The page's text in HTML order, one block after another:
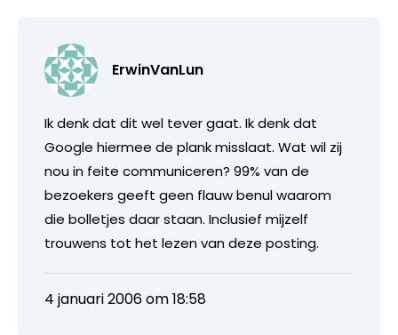
ErwinVanLun
Ik denk dat dit wel tever gaat. Ik denk dat
Google hiermee de plank misslaat. Wat wil zij
nou in feite communiceren? 99% van de
bezoekers geeft geen flauw benul waarom
die bolletjes daar staan. Inclusief mijzelf
trouwens tot het lezen van deze posting.
4 januari 2006 om 18:58